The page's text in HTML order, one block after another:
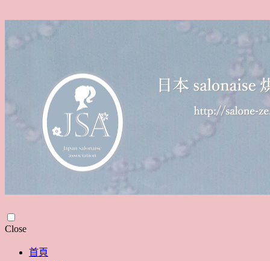
CloseSkip
content
首頁